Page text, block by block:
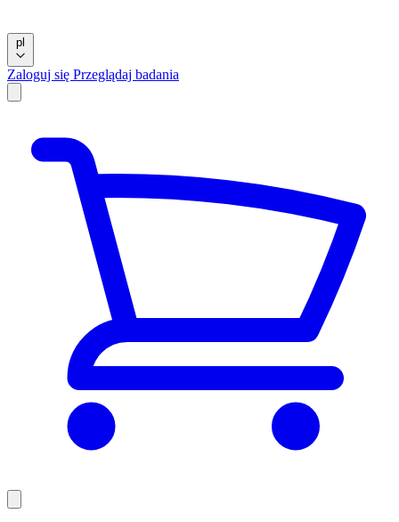
pl
Zaloguj się Przeglądaj badania